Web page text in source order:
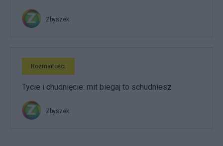
Zbyszek
Rozmaitości
Tycie i chudnięcie: mit biegaj to schudniesz
Zbyszek